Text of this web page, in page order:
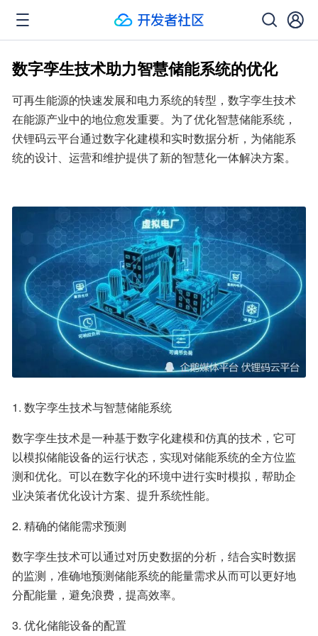
数字孪生技术助力智慧储能系统的优化
可再生能源的快速发展和电力系统的转型，数字孪生技术
在能源产业中的地位愈发重要。为了优化智慧储能系统，
伏锂码云平台通过数字化建模和实时数据分析，为储能系
统的设计、运营和维护提供了新的智慧化一体解决方案。
1. 数字孪生技术与智慧储能系统
数字孪生技术是一种基于数字化建模和仿真的技术，它可
以模拟储能设备的运行状态，实现对储能系统的全方位监
测和优化。可以在数字化的环境中进行实时模拟，帮助企
业决策者优化设计方案、提升系统性能。
2. 精确的储能需求预测
数字孪生技术可以通过对历史数据的分析，结合实时数据
的监测，准确地预测储能系统的能量需求从而可以更好地
分配能量，避免浪费，提高效率。
3. 优化储能设备的配置